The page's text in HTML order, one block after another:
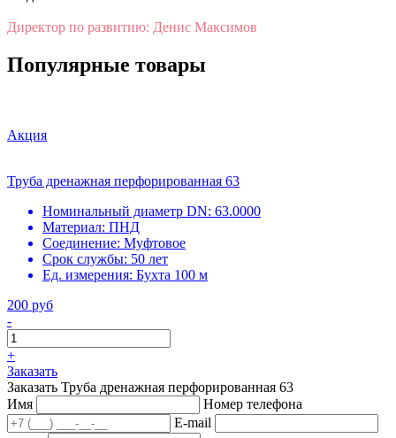
Директор по развитию: Денис Максимов
Популярные товары
Акция
Труба дренажная перфорированная 63
Номинальный диаметр DN: 63.0000
Материал: ПНД
Соединение: Муфтовое
Срок службы: 50 лет
Ед. измерения: Бухта 100 м
200 руб
-
+
Заказать
Заказать Труба дренажная перфорированная 63
Имя
Номер телефона
E-mail